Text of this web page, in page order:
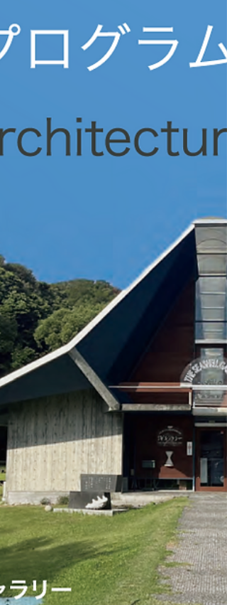
ス会場でも体験できます！ この日限定で、「竜串を
ろう！」参加の方に、クリアファイルを１枚プレゼ